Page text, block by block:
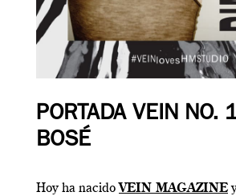
PORTADA VEIN NO.
BOSÉ
Hoy ha nacido VEIN MAGAZINE